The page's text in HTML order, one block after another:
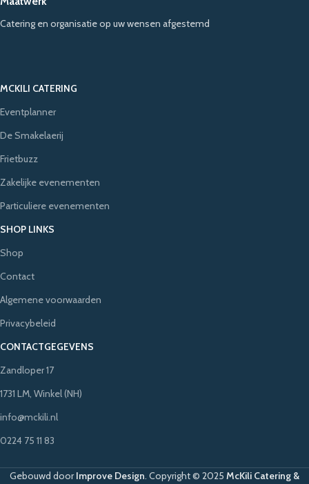
Catering en organisatie op uw wensen afgestemd
MCKILI CATERING
Eventplanner
De Smakelaerij
Frietbuzz
Zakelijke evenementen
Particuliere evenementen
SHOP LINKS
Shop
Contact
Algemene voorwaarden
Privacybeleid
CONTACTGEGEVENS
Zandloper 17
1731 LM, Winkel (NH)
info@mckili.nl
0224 75 11 83
Gebouwd doorImprove Design Copyright © 2025 McKili Catering &